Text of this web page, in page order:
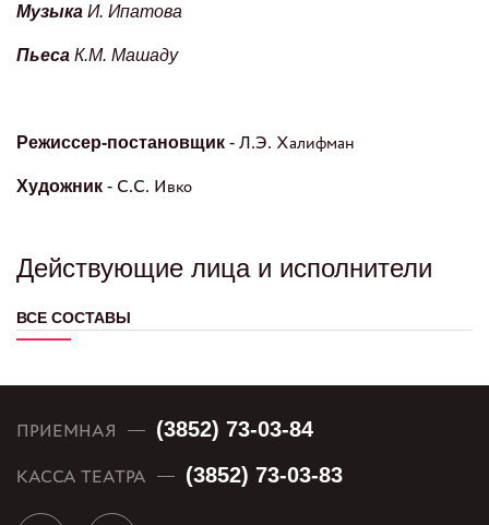
Музыка И. Ипатова
Пьеса К.М. Машаду
Режиссер-постановщик - Л.Э. Халифман
Художник - С.С. Ивко
Действующие лица и исполнители
ВСЕ СОСТАВЫ
ПРИЕМНАЯ (3852) 73-03-84
КАССА ТЕАТРА (3852) 73-03-83